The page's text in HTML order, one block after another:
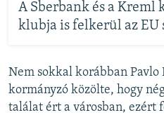
A Sberbank és a Kreml
klubja is felkerül az EU
Nem sokkal korábban
kormányzó közölte, hogy
találat ért a városban, ezért